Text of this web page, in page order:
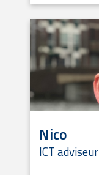
Nico
ICT adviseur